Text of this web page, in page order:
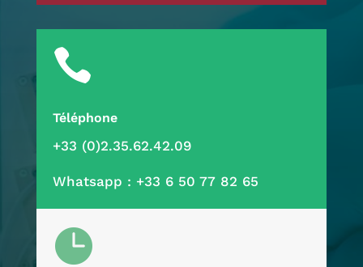

Téléphone
+33 (0)2.35.62.42.09
Whatsapp : +33 6 50 77 82 65
